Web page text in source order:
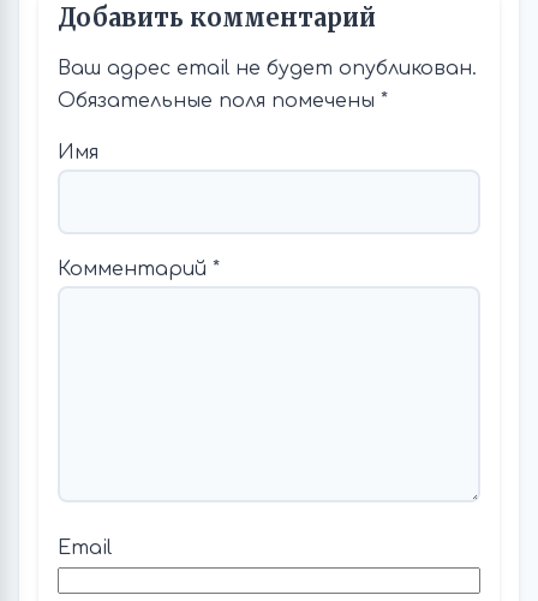
Добавить комментарий
Ваш адрес email не будет опубликован.
Обязательные поля помечены *
Имя
Комментарий *
Email